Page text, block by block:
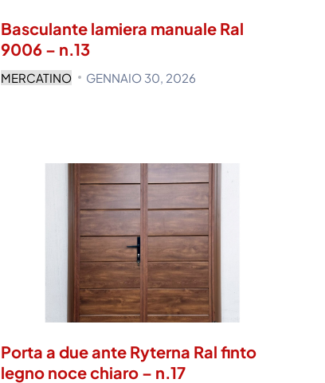
Basculante lamiera manuale Ral
9006 – n.13
MERCATINO GENNAIO 30, 2026
Porta a due ante Ryterna Ral finto
legno noce chiaro – n.17